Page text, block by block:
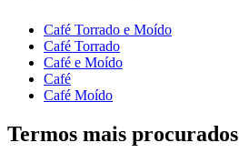
Café Torrado e Moído
Café Torrado
Café e Moído
Café
Café Moído
Termos mais procurados